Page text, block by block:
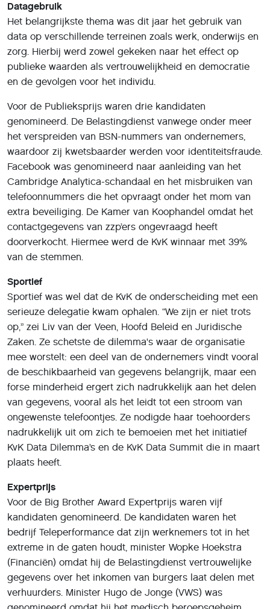
Datagebruik
Het belangrijkste thema was dit jaar het gebruik van
data op verschillende terreinen zoals werk, onderwijs en
zorg. Hierbij werd zowel gekeken naar het effect op
publieke waarden als vertrouwelijkheid en democratie
en de gevolgen voor het individu.
Voor de Publieksprijs waren drie kandidaten
genomineerd. De Belastingdienst vanwege onder meer
het verspreiden van BSN-nummers van ondernemers,
waardoor zij kwetsbaarder werden voor identiteitsfraude.
Facebook was genomineerd naar aanleiding van het
Cambridge Analytica-schandaal en het misbruiken van
telefoonnummers die het opvraagt onder het mom van
extra beveiliging. De Kamer van Koophandel omdat het
contactgegevens van zzp’ers ongevraagd heeft
doorverkocht. Hiermee werd de KvK winnaar met 39%
van de stemmen.
Sportief
Sportief was wel dat de KvK de onderscheiding met een
serieuze delegatie kwam ophalen. “We zijn er niet trots
op,” zei Liv van der Veen, Hoofd Beleid en Juridische
Zaken. Ze schetste de dilemma's waar de organisatie
mee worstelt: een deel van de ondernemers vindt vooral
de beschikbaarheid van gegevens belangrijk, maar een
forse minderheid ergert zich nadrukkelijk aan het delen
van gegevens, vooral als het leidt tot een stroom van
ongewenste telefoontjes. Ze nodigde haar toehoorders
nadrukkelijk uit om zich te bemoeien met het initiatief
KvK Data Dilemma’s en de KvK Data Summit die in maart
plaats heeft.
Expertprijs
Voor de Big Brother Award Expertprijs waren vijf
kandidaten genomineerd. De kandidaten waren het
bedrijf Teleperformance dat zijn werknemers tot in het
extreme in de gaten houdt, minister Wopke Hoekstra
(Financiën) omdat hij de Belastingdienst vertrouwelijke
gegevens over het inkomen van burgers laat delen met
verhuurders. Minister Hugo de Jonge (VWS) was